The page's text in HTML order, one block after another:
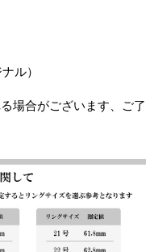
ル）
場合がございます、ご了